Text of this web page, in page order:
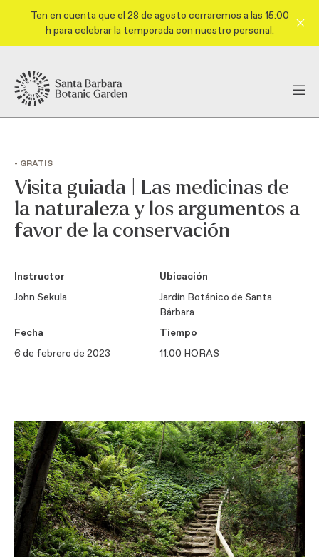
Ten en cuenta que el 28 de agosto cerraremos a las 15:00
h para celebrar la temporada con nuestro personal.
- GRATIS
Visita guiada | Las medicinas de
la naturaleza y los argumentos a
favor de la conservación
Instructor
John Sekula
Ubicación
Jardín Botánico de Santa
Bárbara
Fecha
6 de febrero de 2023
Tiempo
11:00 HORAS